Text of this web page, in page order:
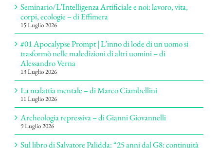
Seminario/L’Intelligenza Artificiale e noi: lavoro, vita,
corpi, ecologie – di Effimera
15 Luglio 2026
#01 Apocalypse Prompt | L’inno di lode di un uomo si
trasformò nelle maledizioni di altri uomini – di
Alessandro Verna
13 Luglio 2026
La malattia mentale – di Marco Ciambellini
11 Luglio 2026
Archeologia repressiva – di Gianni Giovannelli
9 Luglio 2026
Sul libro di Salvatore Palidda: “25 anni dal G8: continuità